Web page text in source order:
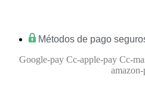
Métodos de pago
Google-pay Cc-apple-pay Cc-